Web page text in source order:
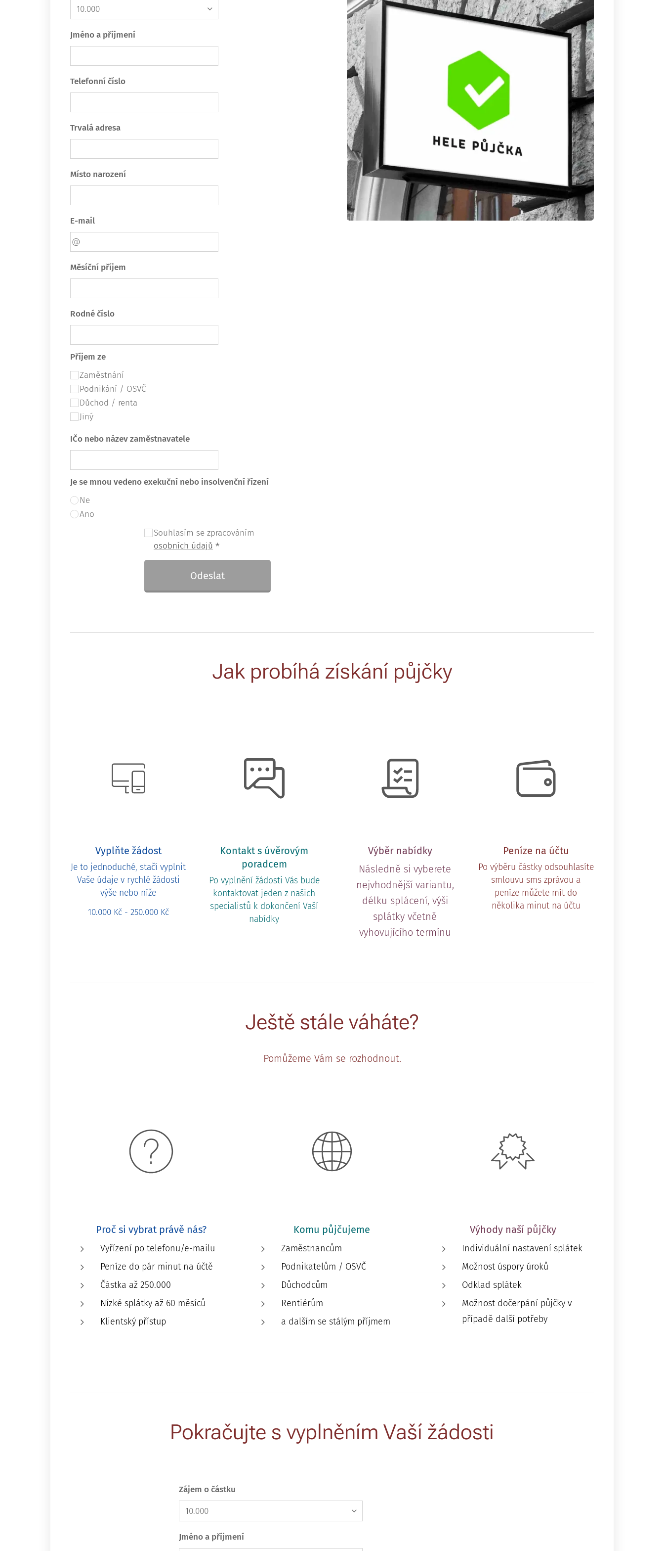
Jméno a příjmení
Telefonní číslo
Trvalá adresa
Místo narození
E-mail
Měsíční příjem
Rodné číslo
Příjem ze
Zaměstnání
Podnikání / OSVČ
Důchod / renta
Jiný
IČo nebo název zaměstnavatele
Je se mnou vedeno exekuční nebo insolvenční řízení
Ne
Ano
Souhlasím se zpracováním
osobních údajů
Odeslat
Jak probíhá získání půjčky
Vyplňte žádost
Je to jednoduché, stačí vyplnit
Vaše údaje v rychlé žádosti
výše nebo níže
10.000 Kč - 250.000 Kč
Kontakt s úvěrovým
poradcem
Po vyplnění žádosti Vás bude
kontaktovat jeden z našich
specialistů k dokončení Vaší
nabídky
Výběr nabídky
Následně si vyberete
nejvhodnější variantu,
délku splácení, výši
splátky včetně
vyhovujícího termínu
Peníze na účtu
Po výběru částky odsouhlasíte
smlouvu sms zprávou a
peníze můžete mít do
několika minut na účtu
Ještě stále váháte?
Pomůžeme Vám se rozhodnout.
Proč si vybrat právě nás?
Vyřízení po telefonu/e-mailu
Peníze do pár minut na účtě
Částka až 250.000
Nízké splátky až 60 měsíců
Klientský přístup
Komu půjčujeme
Zaměstnancům
Podnikatelům / OSVČ
Důchodcům
Rentiérům
a dalším se stálým příjmem
Výhody naší půjčky
Individuální nastavení splátek
Možnost úspory úroků
Odklad splátek
Možnost dočerpání půjčky v
případě další potřeby
Pokračujte s vyplněním Vaší žádosti
Zájem o částku
Jméno a příjmení